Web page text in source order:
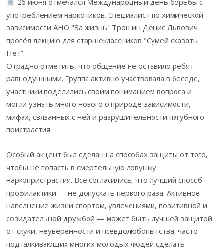
26 июня отмечался Международный день борьбы с
употреблением наркотиков. Специалист по химической
зависимости АНО "За жизнь" Трошин Денис Львович
провёл лекцию для старшеклассников "Сумей сказать
Нет".
Отрадно отметить, что общение не оставило ребят
равнодушными. Группа активно участвовала в беседе,
участники поделились своим пониманием вопроса и
могли узнать много нового о природе зависимости,
мифах, связанных с ней и разрушительности пагубного
пристрастия.
Особый акцент был сделан на способах защиты от того,
чтобы не попасть в смертельную ловушку
наркопристрастия. Все согласились, что лучший способ
профилактики — не допускать первого раза. Активное
наполнение жизни спортом, увлечениями, позитивной и
созидательной дружбой — может быть лучшей защитой
от скуки, неуверенности и псевдолюбопытства, часто
подталкивающих многих молодых людей сделать